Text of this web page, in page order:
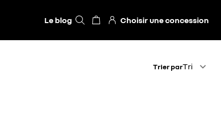
Le blog Choisir une concession
Trier parTri